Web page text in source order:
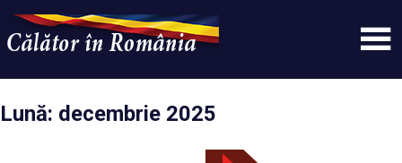
content
Calatorinromania
simplu
WordPress
Lună: decembrie 2025